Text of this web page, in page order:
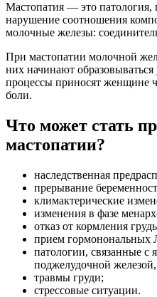
Мастопатия — это патология,
нарушение соотношения
молочные железы:
При мастопатии молочной
них начинают
процессы приносят женщине
боли.
Что может стать
мастопатии?
наследственная
прерывание
климактерические
изменения в фазе
отказ от кормления
прием гормонональных
патологии, связанные
поджелудочной
травмы груди;
стрессовые ситуации.